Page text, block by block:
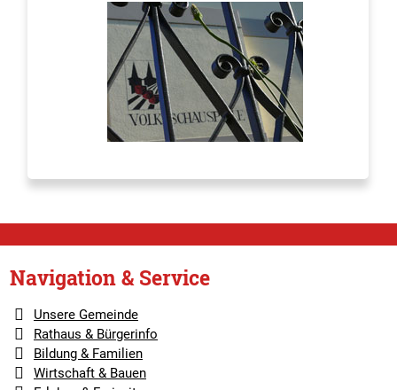
Navigation & Service
Unsere Gemeinde
Rathaus & Bürgerinfo
Bildung & Familien
Wirtschaft & Bauen